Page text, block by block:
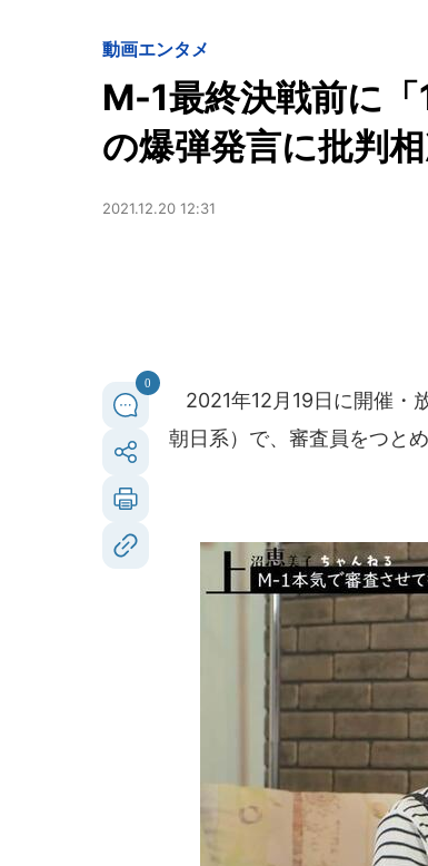
動画エンタメ
M-1最終決戦前に
の爆弾発言に批判
2021.12.20 12:31
0
2021年12月19日に開催・
朝日系）で、審査員をつと